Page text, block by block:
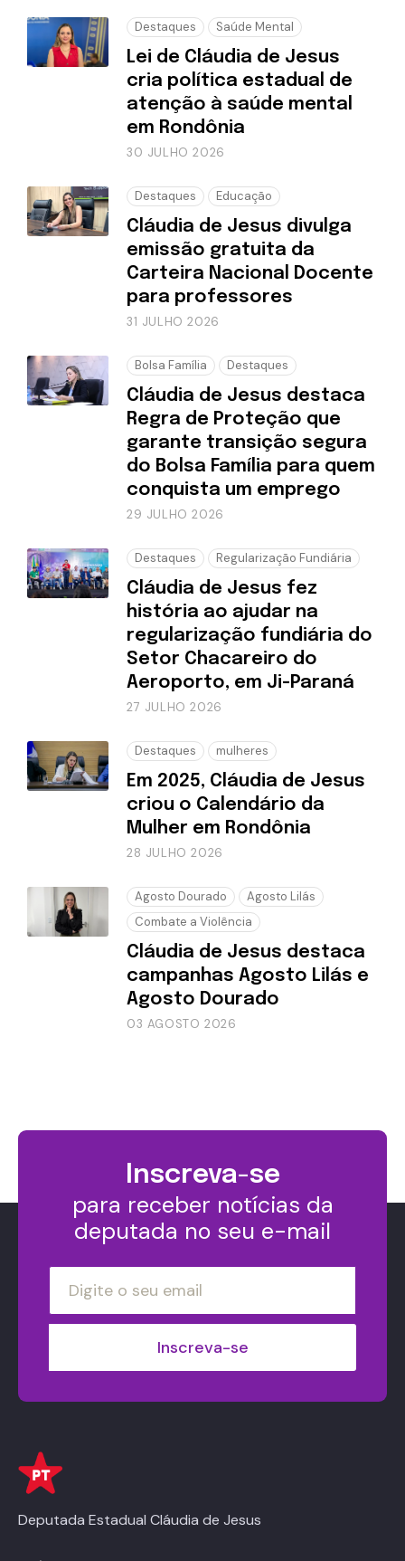
Destaques Saúde Mental
Lei de Cláudia de Jesus
cria política estadual de
atenção à saúde mental
em Rondônia
30 JULHO 2026
Destaques Educação
Cláudia de Jesus divulga
emissão gratuita da
Carteira Nacional Docente
para professores
31 JULHO 2026
Bolsa Família Destaques
Cláudia de Jesus destaca
Regra de Proteção que
garante transição segura
do Bolsa Família para quem
conquista um emprego
29 JULHO 2026
Destaques Regularização Fundiária
Cláudia de Jesus fez
história ao ajudar na
regularização fundiária do
Setor Chacareiro do
Aeroporto, em Ji-Paraná
27 JULHO 2026
Destaques mulheres
Em 2025, Cláudia de Jesus
criou o Calendário da
Mulher em Rondônia
28 JULHO 2026
Agosto Dourado
Agosto Lilás
Combate a Violência
Cláudia de Jesus destaca
campanhas Agosto Lilás e
Agosto Dourado
03 AGOSTO 2026
Inscreva-se
para receber notícias da
deputada no seu e-mail
Deputada Estadual Cláudia de Jesus